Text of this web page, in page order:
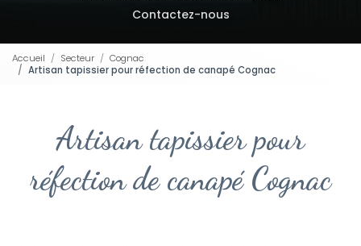
Contactez-nous
Accueil Secteur
Cognac
Artisan tapissier pour réfection de canapé Cognac
Artisan tapissier pour
réfection de canapé Cognac